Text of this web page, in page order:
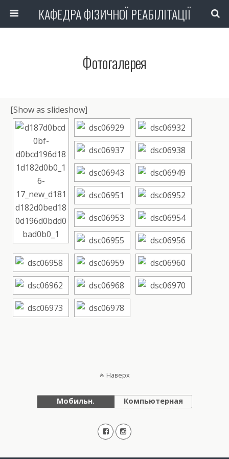
КАФЕДРА ФІЗИЧНОЇ РЕАБІЛІТАЦІЇ
Фотогалерея
[Show as slideshow]
Наверх
Мобильн. Компьютерная